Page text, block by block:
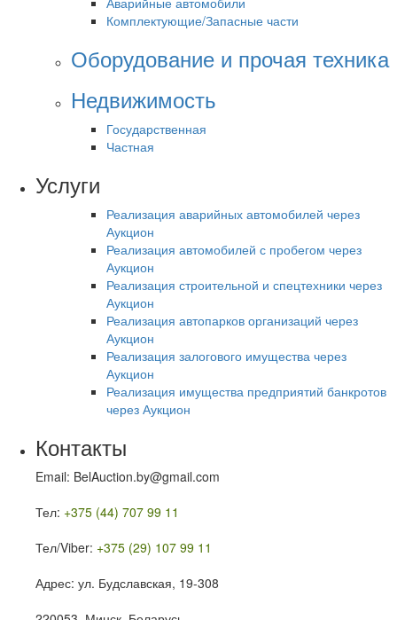
Комплектующие/Запасные части
Оборудование и прочая техника
Недвижимость
Государственная
Частная
Услуги
Реализация аварийных автомобилей через
Аукцион
Реализация автомобилей с пробегом через
Аукцион
Реализация строительной и спецтехники через
Аукцион
Реализация автопарков организаций через
Аукцион
Реализация залогового имущества через
Аукцион
Реализация имущества предприятий банкротов
через Аукцион
Контакты
Email: BelAuction.by@gmail.com
Тел: +375 (44) 707 99 11
Тел/Viber: +375 (29) 107 99 11
Адрес: ул. Будславская, 19-308